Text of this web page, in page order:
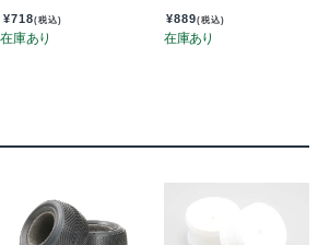
（MEDIUM） TB1000
2
¥718(税込) ¥889(税込)